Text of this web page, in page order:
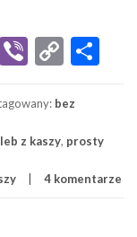
Messenger
Viber
Copy
bez
z kaszy, prosty
4 komentarze